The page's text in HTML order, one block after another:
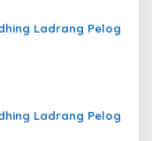
Ladrang Pelog
Ladrang Pelog